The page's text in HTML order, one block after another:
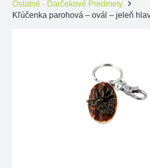
Ostatné - Darčekové Predmety
Kľúčenka parohová – ovál – jeleň